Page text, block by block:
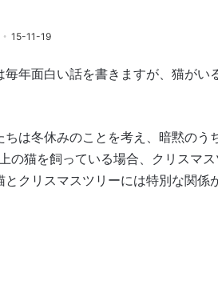
15-11-19
年面白い話を書きますが、猫がい
は冬休みのことを考え、暗黙のう
の猫を飼っている場合、クリスマ
クリスマスツリーには特別な関係